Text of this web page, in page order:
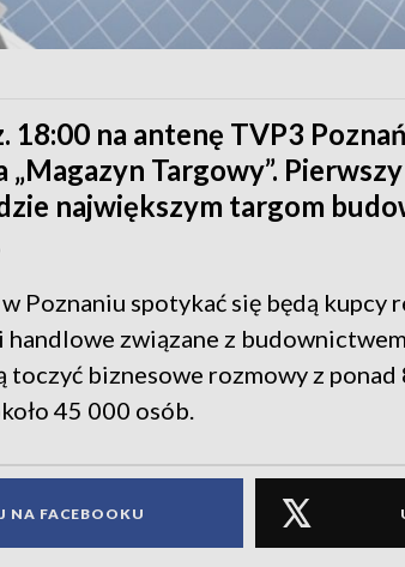
18:00 na antenę TVP3
„Magazyn Targowy”.
największym targom
Poznaniu spotykać się będą kupcy
handlowe związane z
toczyć biznesowe rozmowy z ponad
45 000 osób.
NA FACEBOOKU